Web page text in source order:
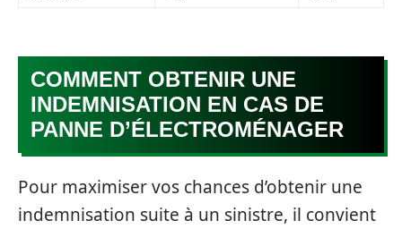
COMMENT OBTENIR UNE
INDEMNISATION EN CAS DE
PANNE D’ÉLECTROMÉNAGER
Pour maximiser vos chances d’obtenir une
indemnisation suite à un sinistre, il convient